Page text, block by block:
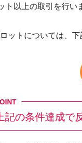
ト以上の取引を行い
ットについては、下
上記の条件達成で